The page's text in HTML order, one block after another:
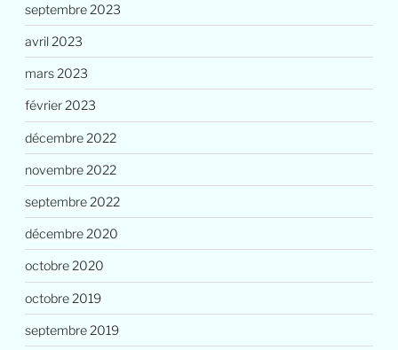
septembre 2023
avril 2023
mars 2023
février 2023
décembre 2022
novembre 2022
septembre 2022
décembre 2020
octobre 2020
octobre 2019
septembre 2019